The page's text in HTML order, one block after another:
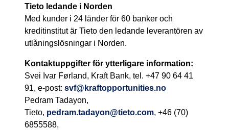
Tieto ledande i Norden
Med kunder i 24 länder för 60 banker och
kreditinstitut är Tieto den ledande leverantören av
utlåningslösningar i Norden.
Kontaktuppgifter för ytterligare information:
Svei Ivar Førland, Kraft Bank, tel. +47 90 64 41
91, e-post: svf@kraftopportunities.no
Pedram Tadayon,
Tieto, pedram.tadayon@tieto.com, +46 (70)
6855588,